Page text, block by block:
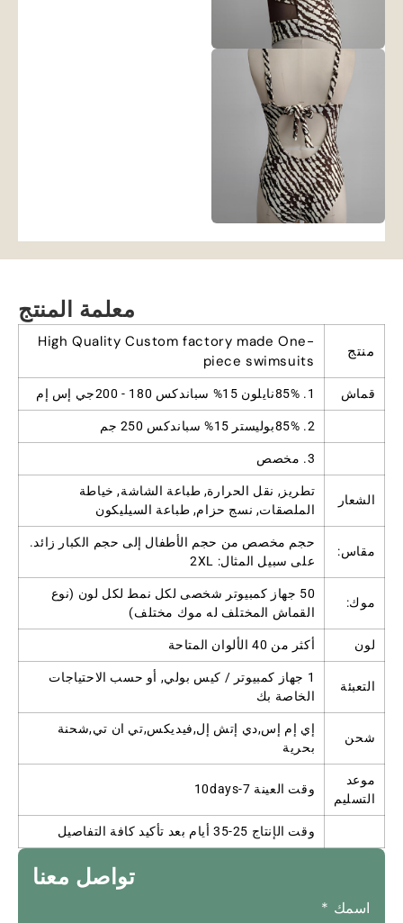
معلمة المنتج
منتج
High Quality Custom factory made One-
piece swimsuits
قماش 1. 85%نايلون 15% سباندكس 180 - 200جي إس إم
2. 85%بوليستر 15% سباندكس 250 جم
3. مخصص
الشعار
تطريز, نقل الحرارة, طباعة الشاشة, خياطة
الملصقات, نسج حزام, طباعة السيليكون
مقاس:
حجم مخصص من حجم الأطفال إلى حجم الكبار زائد.
على سبيل المثال: 2XL
موك:
50 جهاز كمبيوتر شخصى لكل نمط لكل لون (نوع
القماش المختلف له موك مختلف)
لون أكثر من 40 الألوان المتاحة
التعبئة
1 جهاز كمبيوتر / كيس بولي, أو حسب الاحتياجات
الخاصة بك
شحن
إي إم إس,دي إتش إل,فيديكس,تي ان تي,شحنة
بحرية
موعد
التسليم
وقت العينة 7-10days
وقت الإنتاج 25-35 أيام بعد تأكيد كافة التفاصيل
تواصل معنا
اسمك *